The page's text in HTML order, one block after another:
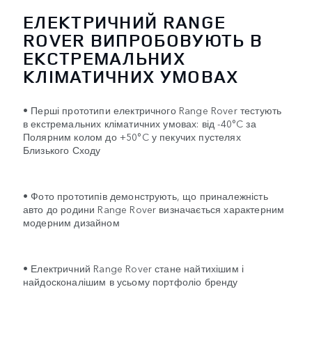
ЕЛЕКТРИЧНИЙ RANGE
ROVER ВИПРОБОВУЮТЬ В
ЕКСТРЕМАЛЬНИХ
КЛІМАТИЧНИХ УМОВАХ
• Перші прототипи електричного Range Rover тестують
в екстремальних кліматичних умовах: від -40°C за
Полярним колом до +50°C у пекучих пустелях
Близького Сходу
• Фото прототипів демонструють, що приналежність
авто до родини Range Rover визначається характерним
модерним дизайном
• Електричний Range Rover стане найтихішим і
найдосконалішим в усьому портфоліо бренду